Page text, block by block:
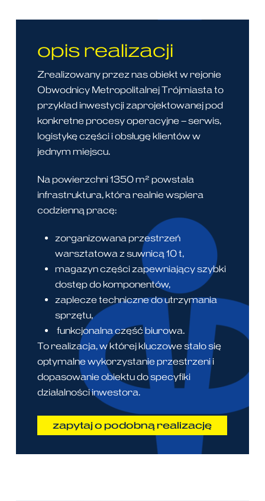
opis realizacji
Zrealizowany przez nas obiekt w rejonie
Obwodnicy Metropolitalnej Trójmiasta to
przykład inwestycji zaprojektowanej pod
konkretne procesy operacyjne – serwis,
logistykę części i obsługę klientów w
jednym miejscu.
Na powierzchni 1350 m² powstała
infrastruktura, która realnie wspiera
codzienną pracę:
zorganizowana przestrzeń
warsztatowa z suwnicą 10 t,
magazyn części zapewniający szybki
dostęp do komponentów,
zaplecze techniczne do utrzymania
sprzętu,
funkcjonalna część biurowa.
To realizacja, w której kluczowe stało się
optymalne wykorzystanie przestrzeni i
dopasowanie obiektu do specyfiki
działalności inwestora.
zapytaj o podobną realizację